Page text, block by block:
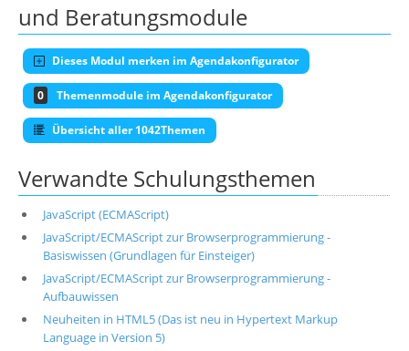
und Beratungsmodule
Dieses Modul merken im Agendakonfigurator
0 Themenmodule im Agendakonfigurator
Übersicht aller 1042Themen
Verwandte Schulungsthemen
JavaScript (ECMAScript)
JavaScript/ECMAScript zur Browserprogrammierung -
Basiswissen (Grundlagen für Einsteiger)
JavaScript/ECMAScript zur Browserprogrammierung -
Aufbauwissen
Neuheiten in HTML5 (Das ist neu in Hypertext Markup
Language in Version 5)